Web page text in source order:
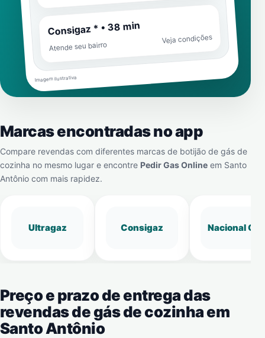
Consigaz * • 38 min
Atende seu bairro
Veja condições
Imagem ilustrativa
Marcas encontradas no app
Compare revendas com diferentes marcas de botijão de gás de
cozinha no mesmo lugar e encontre Pedir Gas Online em Santo
Antônio com mais rapidez.
Ultragaz Consigaz Nacional Gás
Preço e prazo de entrega das
revendas de gás de cozinha em
Santo Antônio